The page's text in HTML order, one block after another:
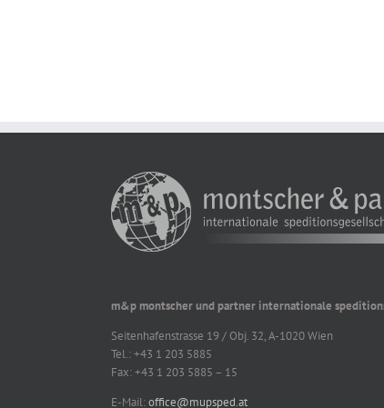
m&p montscher und partner internationale
Seitenhafenstrasse 19 / Obj. 32, A-1020 Wien
Tel.: +43 1 203 5885
Fax: +43 1 203 5885 – 15
E-Mail:office@mupsped.at